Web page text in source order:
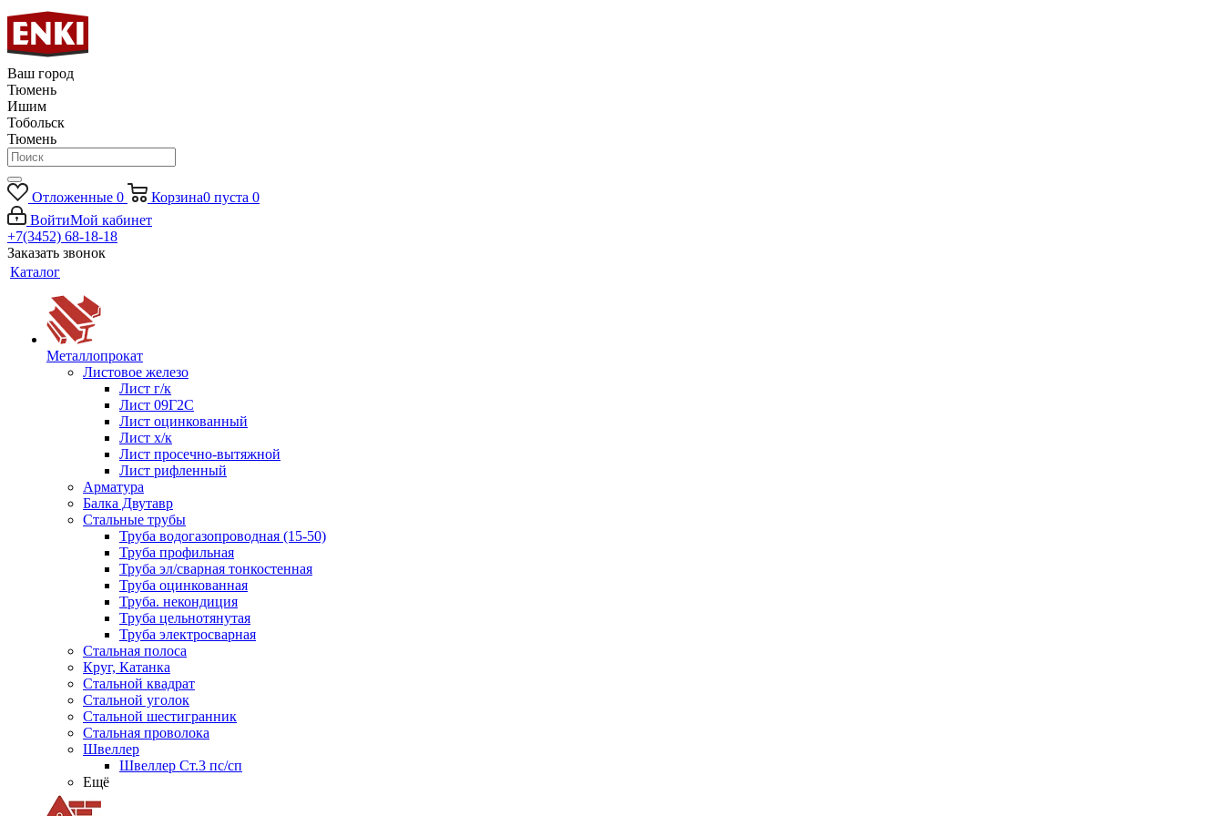
Ваш город
Тюмень
Ишим
Тобольск
Тюмень
Отложенные 0 Корзина0 пуста 0
ВойтиМой кабинет
+7(3452) 68-18-18
Заказать звонок
Каталог
Металлопрокат
Листовое железо
Лист г/к
Лист 09Г2С
Лист оцинкованный
Лист х/к
Лист просечно-вытяжной
Лист рифленный
Арматура
Балка Двутавр
Стальные трубы
Труба водогазопроводная (15-50)
Труба профильная
Труба эл/сварная тонкостенная
Труба оцинкованная
Труба. некондиция
Труба цельнотянутая
Труба электросварная
Стальная полоса
Круг, Катанка
Стальной квадрат
Стальной уголок
Стальной шестигранник
Стальная проволока
Швеллер
Швеллер Ст.3 пс/сп
Ещё